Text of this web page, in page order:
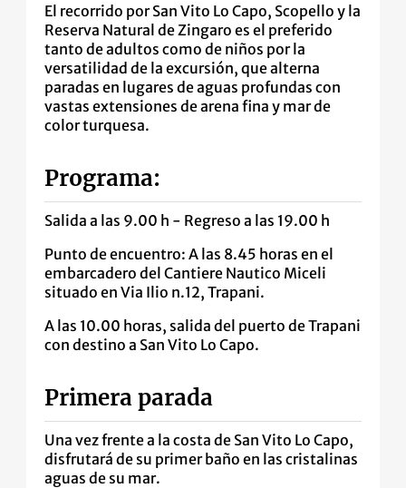
El recorrido por San Vito Lo Capo, Scopello y la
Reserva Natural de Zingaro es el preferido
tanto de adultos como de niños por la
versatilidad de la excursión, que alterna
paradas en lugares de aguas profundas con
vastas extensiones de arena fina y mar de
color turquesa.
Programa:
Salida a las 9.00 h - Regreso a las 19.00 h
Punto de encuentro: A las 8.45 horas en el
embarcadero del Cantiere Nautico Miceli
situado en Via Ilio n.12, Trapani.
A las 10.00 horas, salida del puerto de Trapani
con destino a San Vito Lo Capo.
Primera parada
Una vez frente a la costa de San Vito Lo Capo,
disfrutará de su primer baño en las cristalinas
aguas de su mar.